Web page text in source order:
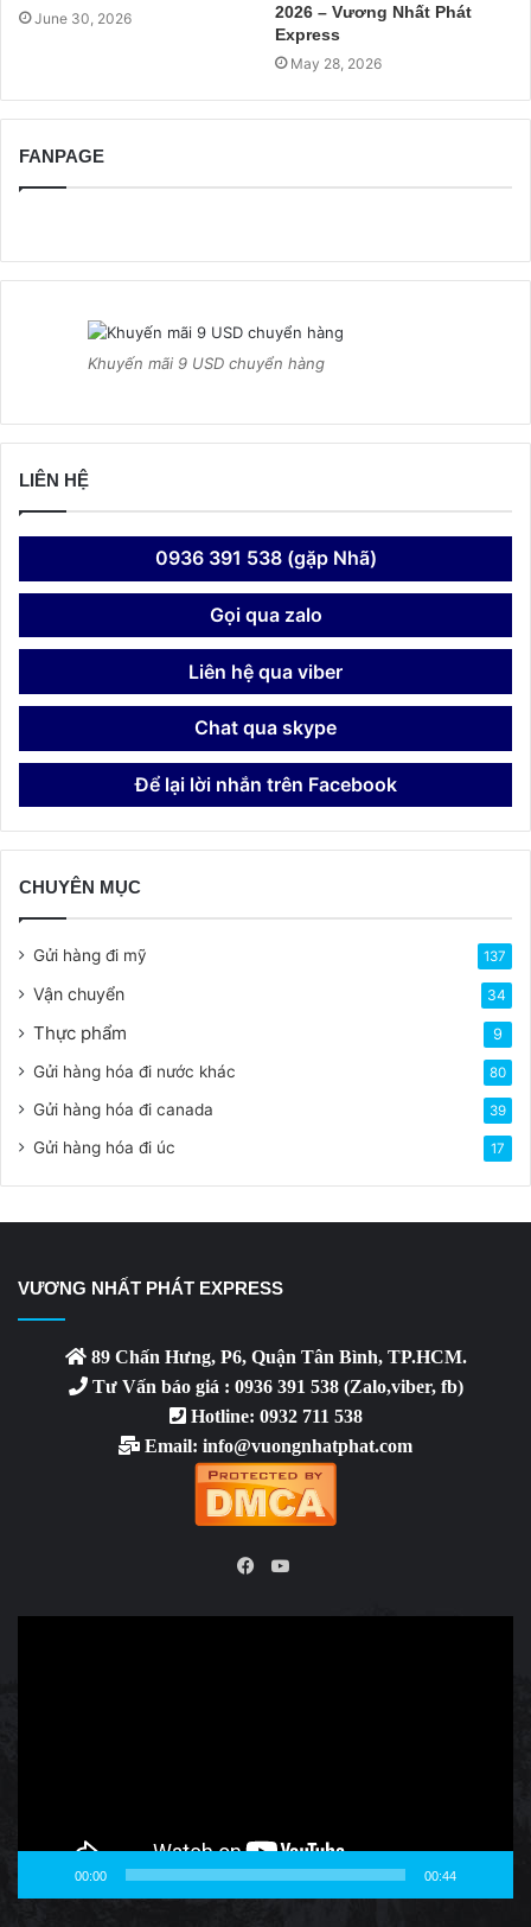
June 30, 2026
2026 – Vương Nhất Phát
Express
May 28, 2026
FANPAGE
Khuyến mãi 9 USD chuyển hàng
LIÊN HỆ
0936 391 538 (gặp Nhã)
Gọi qua zalo
Liên hệ qua viber
Chat qua skype
Để lại lời nhắn trên Facebook
CHUYÊN MỤC
Gửi hàng đi mỹ 137
Vận chuyển 34
Thực phẩm 9
Gửi hàng hóa đi nước khác 80
Gửi hàng hóa đi canada 39
Gửi hàng hóa đi úc 17
VƯƠNG NHẤT PHÁT EXPRESS
89 Chấn Hưng, P6, Quận Tân Bình, TP.HCM.
Tư Vấn báo giá : 0936 391 538 (Zalo,viber, fb)
Hotline: 0932 711 538
Email: info@vuongnhatphat.com
YouTube
00:00 00:44